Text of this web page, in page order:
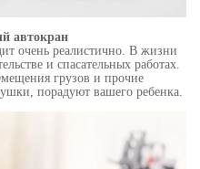
автокран
очень реалистично. В жизни
и спасательных работах.
грузов и прочие
порадуют вашего ребенка.